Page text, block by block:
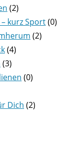
(2)
kurz Sport(0)
(2)
(4)
(3)
(0)
Dich (2)